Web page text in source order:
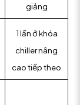
giảng
1 lần ở khóa
chiller nâng
cao tiếp theo